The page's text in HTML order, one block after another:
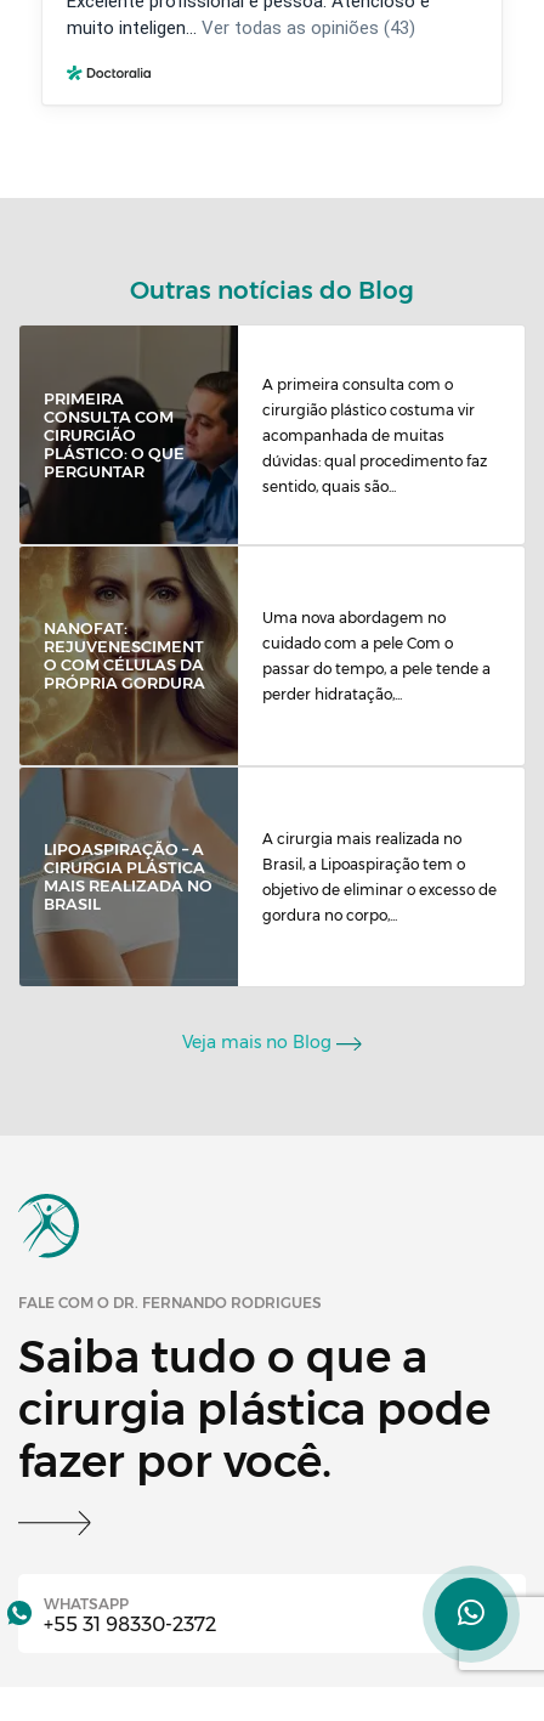
Outras notícias do Blog
PRIMEIRA
CONSULTA COM
CIRURGIÃO
PLÁSTICO: O QUE
PERGUNTAR
A primeira consulta com o
cirurgião plástico costuma vir
acompanhada de muitas
dúvidas: qual procedimento faz
sentido, quais são...
NANOFAT:
REJUVENESCIMENT
O COM CÉLULAS DA
PRÓPRIA GORDURA
Uma nova abordagem no
cuidado com a pele Com o
passar do tempo, a pele tende a
perder hidratação,...
LIPOASPIRAÇÃO – A
CIRURGIA PLÁSTICA
MAIS REALIZADA NO
BRASIL
A cirurgia mais realizada no
Brasil, a Lipoaspiração tem o
objetivo de eliminar o excesso de
gordura no corpo,...
Veja mais no Blog
FALE COM O DR. FERNANDO RODRIGUES
Saiba tudo o que a
cirurgia plástica pode
fazer por você.
WHATSAPP
+55 31 98330-2372